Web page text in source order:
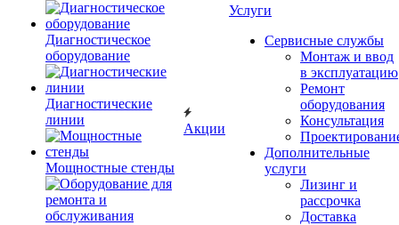
Диагностическое
оборудование
Диагностические
линии
Мощностные стенды
Акции
Услуги
Сервисные службы
Монтаж и ввод
в эксплуатацию
Ремонт
оборудования
Консультация
Дополнительные
услуги
Лизинг и
рассрочка
Доставка